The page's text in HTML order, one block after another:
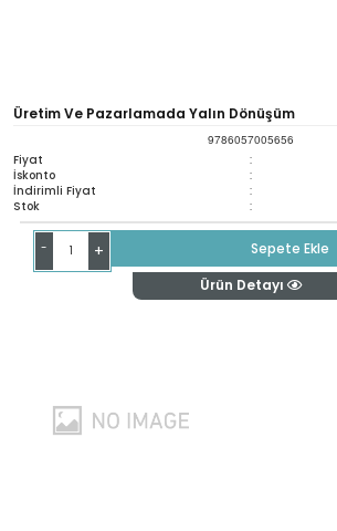
Üretim Ve Pazarlamada Yalın Dönüşüm
9786057005656
Fiyat :
İskonto :
İndirimli Fiyat :
Stok :
- +
Sepete Ekle
Ürün Detayı